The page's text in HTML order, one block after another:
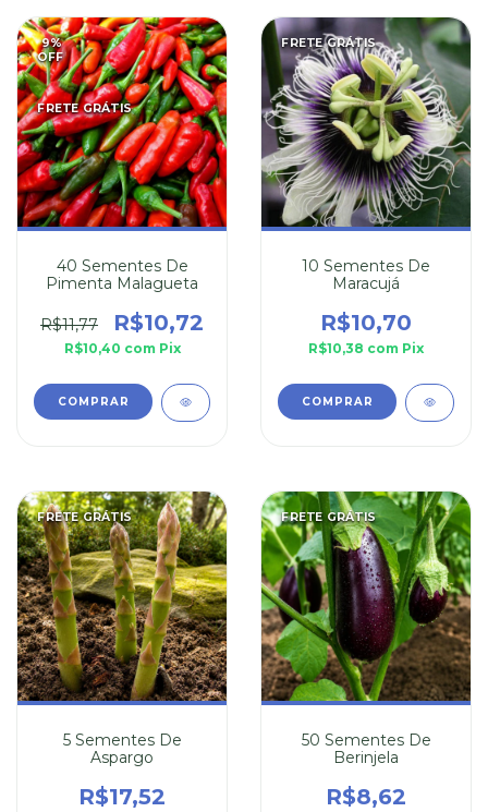
9%
OFF
FRETE GRÁTIS
40 Sementes De
Pimenta Malagueta
R$11,77 R$10,72
R$10,40 com Pix
FRETE GRÁTIS
10 Sementes De
Maracujá
R$10,70
R$10,38 com Pix
FRETE GRÁTIS
5 Sementes De
Aspargo
R$17,52
FRETE GRÁTIS
50 Sementes De
Berinjela
R$8,62